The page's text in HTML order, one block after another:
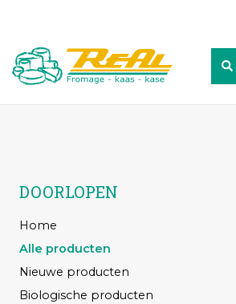
DOORLOPEN
Home
Alle producten
Nieuwe producten
Biologische producten